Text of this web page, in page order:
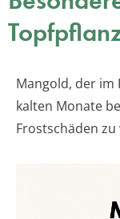
Mangold, der im
kalten Monate
Frostschäden